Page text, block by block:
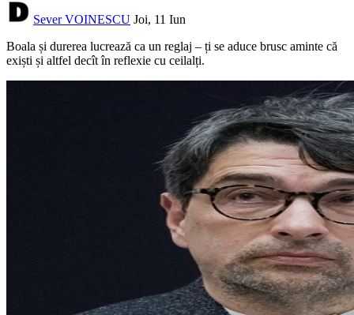
Sever VOINESCU Joi, 11 Iun
Boala și durerea lucrează ca un reglaj – ți se aduce brusc aminte că
exiști și altfel decît în reflexie cu ceilalți.